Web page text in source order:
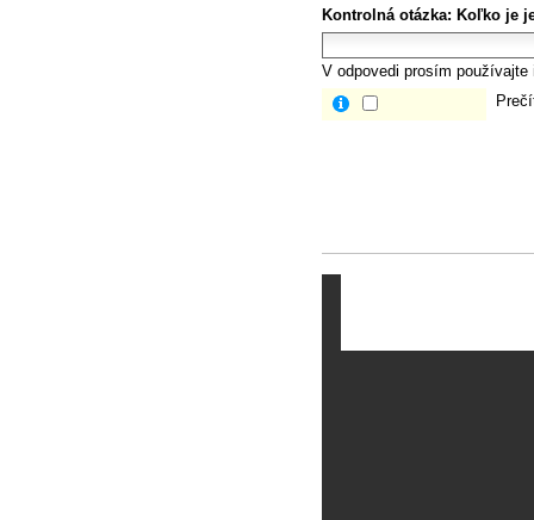
Kontrolná otázka: Koľko je
V odpovedi prosím